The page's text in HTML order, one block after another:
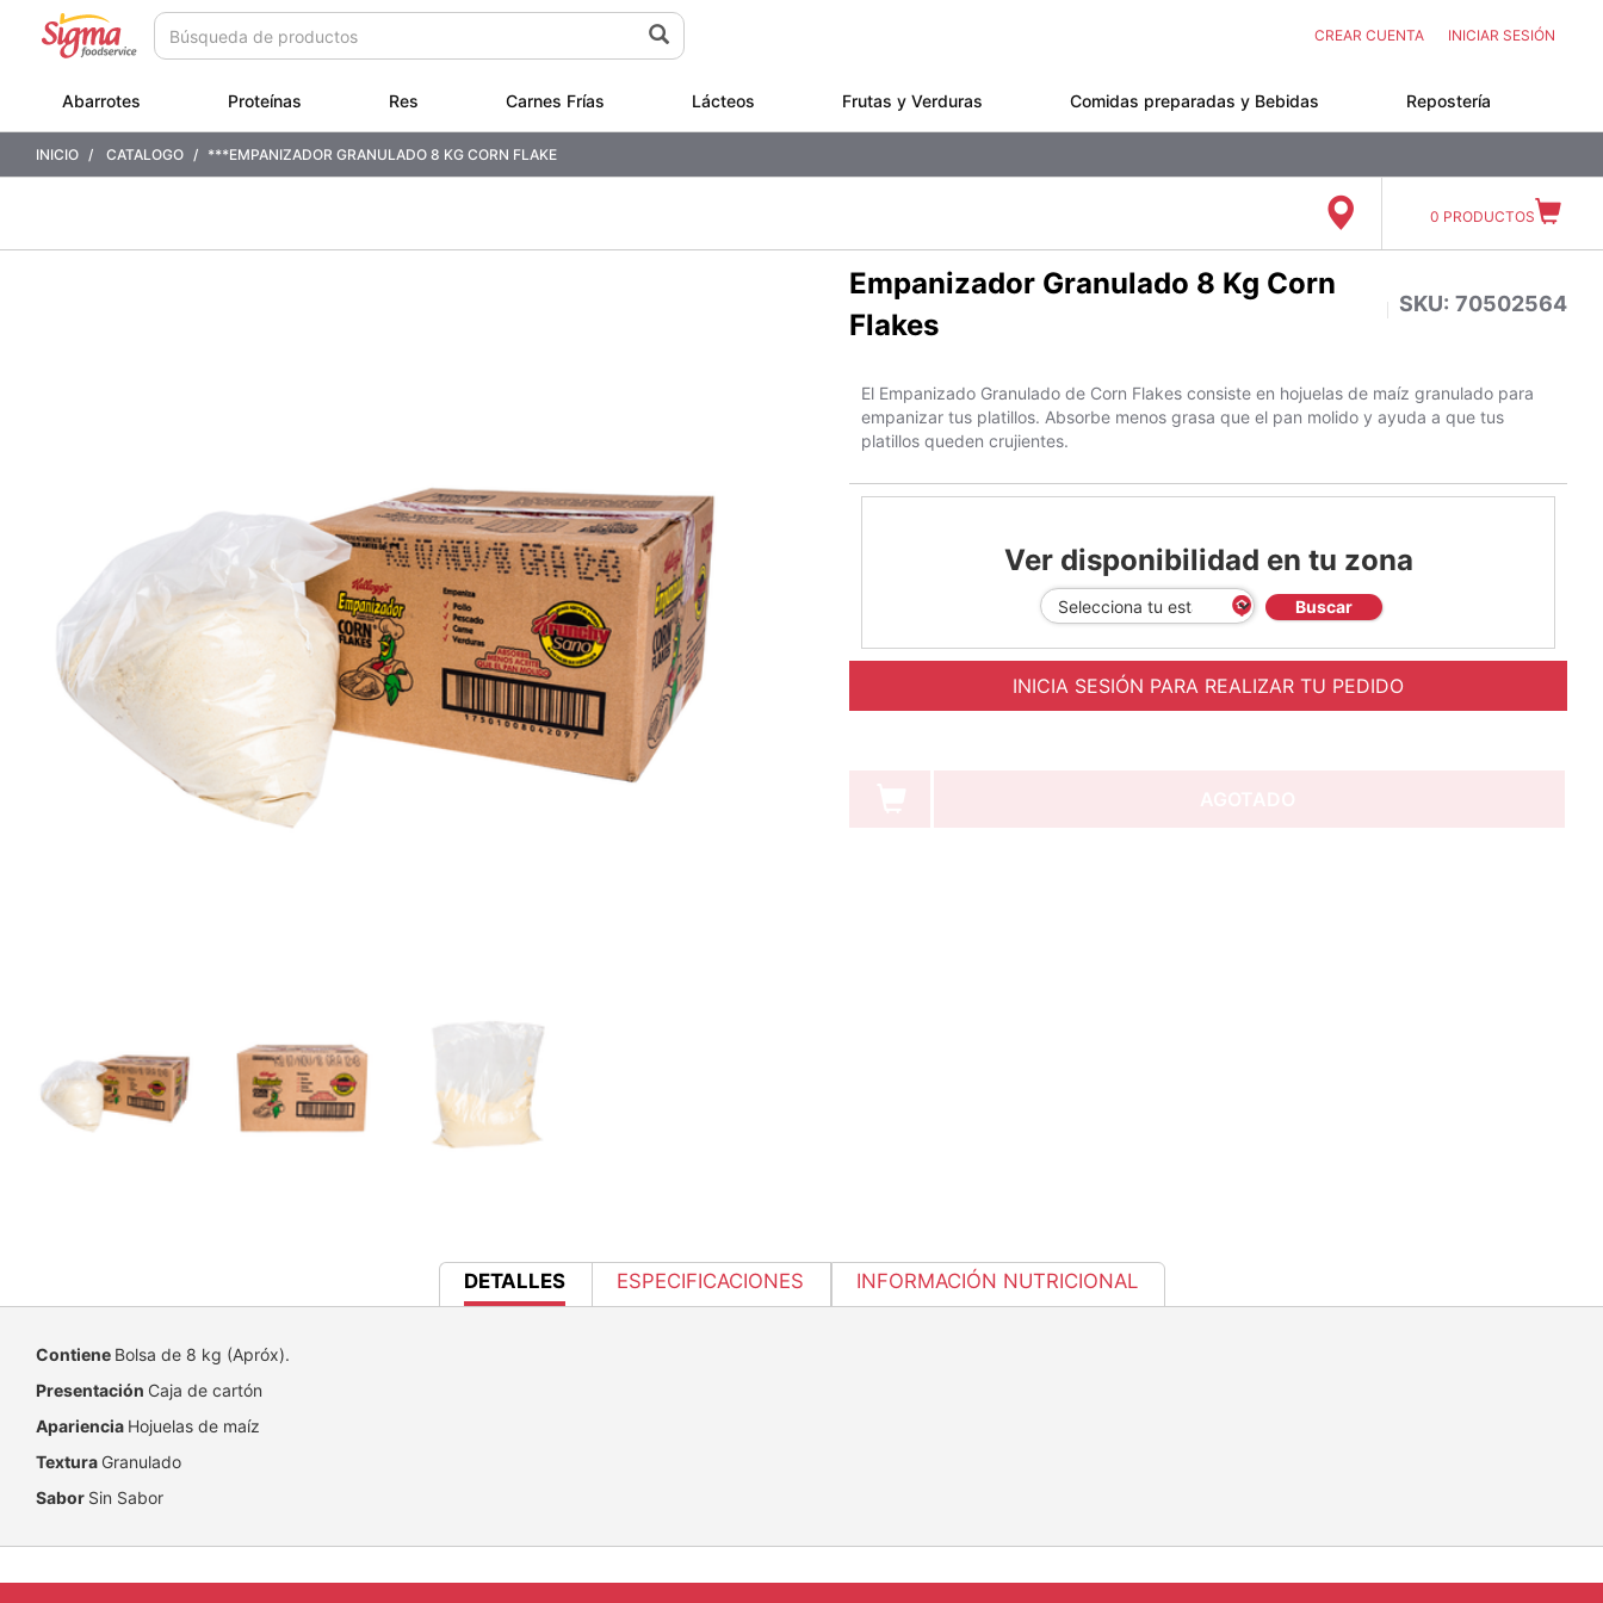
contenido
navegación
CREAR CUENTA INICIAR SESIÓN
Abarrotes Proteínas Res Carnes Frías Lácteos Frutas y Verduras Comidas preparadas y Bebidas Repostería
INICIO CATALOGO ***EMPANIZADOR GRANULADO 8 KG CORN FLAKE
0 PRODUCTOS
Empanizador Granulado 8 Kg Corn
Flakes
SKU: 70502564
El Empanizado Granulado de Corn Flakes consiste en hojuelas de maíz granulado para
empanizar tus platillos. Absorbe menos grasa que el pan molido y ayuda a que tus
platillos queden crujientes.
Ver disponibilidad en tu zona
Buscar
INICIA SESIÓN PARA REALIZAR TU PEDIDO
CURRENT
TAB:
DETALLES ESPECIFICACIONES INFORMACIÓN NUTRICIONAL
Contiene Bolsa de 8 kg (Apróx).
Presentación Caja de cartón
Apariencia Hojuelas de maíz
Textura Granulado
Sabor Sin Sabor